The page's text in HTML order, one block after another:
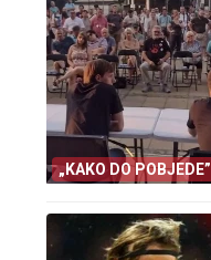
„KAKO DO POBJEDE”